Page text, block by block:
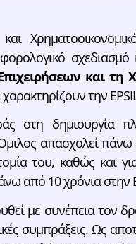
και τη
την
στη δημιουργία
απασχολεί
του, καθώς και
από 10 χρόνια
με συνέπεια τον
συμπράξεις. Ως